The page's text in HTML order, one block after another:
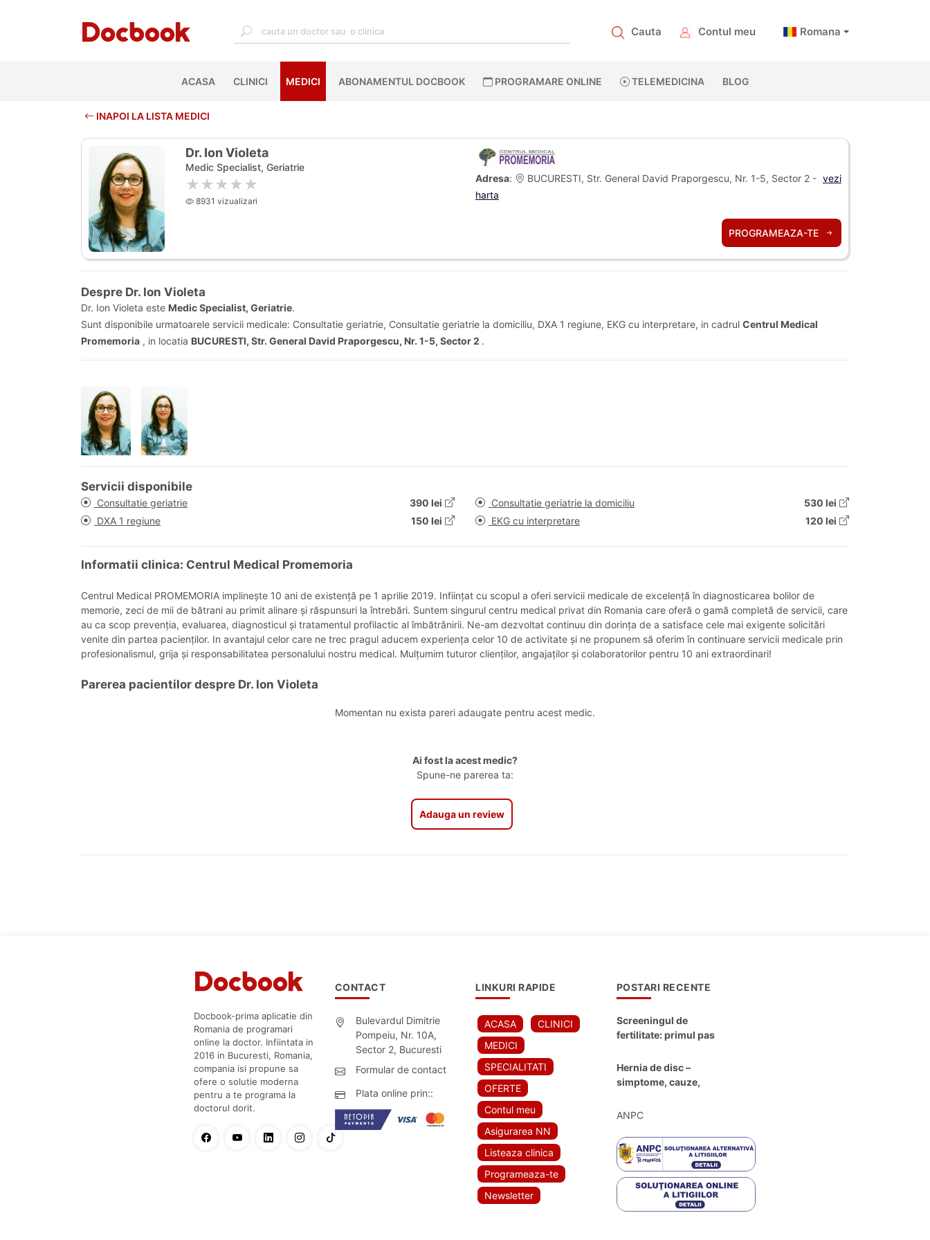
Cauta Contul meu Romana
ACASA(CURRENT)
CLINICI MEDICI ABONAMENTUL DOCBOOK PROGRAMARE ONLINE TELEMEDICINA BLOG
INAPOI LA LISTA MEDICI
Dr. Ion Violeta
Medic Specialist, Geriatrie
★★★★★
8931 vizualizari
Adresa: BUCURESTI, Str. General David Praporgescu, Nr. 1-5, Sector 2 - vezi
harta
PROGRAMEAZA-TE
Despre Dr. Ion Violeta
Dr. Ion Violeta este Medic Specialist, Geriatrie.
Sunt disponibile urmatoarele servicii medicale: Consultatie geriatrie, Consultatie geriatrie la domiciliu, DXA 1 regiune, EKG cu interpretare, in cadrul Centrul Medical
Promemoria , in locatia BUCURESTI, Str. General David Praporgescu, Nr. 1-5, Sector 2 .
Servicii disponibile
Consultatie geriatrie 390 lei Consultatie geriatrie la domiciliu
530 lei
DXA 1 regiune
150 lei EKG cu interpretare 120 lei
Informatii clinica: Centrul Medical Promemoria
Centrul Medical PROMEMORIA implinește 10 ani de existență pe 1 aprilie 2019. Inființat cu scopul a oferi servicii medicale de excelență în diagnosticarea bolilor de
memorie, zeci de mii de bătrani au primit alinare și răspunsuri la întrebări. Suntem singurul centru medical privat din Romania care oferă o gamă completă de servicii, care
au ca scop prevenția, evaluarea, diagnosticul și tratamentul profilactic al îmbătrânirii. Ne-am dezvoltat continuu din dorința de a satisface cele mai exigente solicitări
venite din partea pacienților. In avantajul celor care ne trec pragul aducem experiența celor 10 de activitate și ne propunem să oferim în continuare servicii medicale prin
profesionalismul, grija și responsabilitatea personalului nostru medical. Mulțumim tuturor clienților, angajaților și colaboratorilor pentru 10 ani extraordinari!
Parerea pacientilor despre Dr. Ion Violeta
Momentan nu exista pareri adaugate pentru acest medic.
Ai fost la acest medic?
Spune-ne parerea ta:
Adauga un review
Docbook-prima aplicatie din
Romania de programari
online la doctor. Infiintata in
2016 in Bucuresti, Romania,
compania isi propune sa
ofere o solutie moderna
pentru a te programa la
doctorul dorit.
CONTACT
Bulevardul Dimitrie
Pompeiu, Nr. 10A,
Sector 2, Bucuresti
Formular de contact
Plata online prin::
LINKURI RAPIDE
ACASA
CLINICI
MEDICI
SPECIALITATI
OFERTE
Contul meu
Asigurarea NN
Listeaza clinica
Programeaza-te
Newsletter
POSTARI RECENTE
Screeningul de
fertilitate: primul pas
Hernia de disc –
simptome, cauze,
moderne de
ANPC